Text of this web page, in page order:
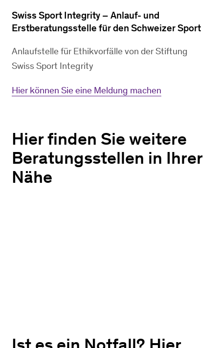
Swiss Sport Integrity – Anlauf- und
Erstberatungsstelle für den Schweizer Sport
Anlaufstelle für Ethikvorfälle von der Stiftung
Swiss Sport Integrity
Hier können Sie eine Meldung machen
Hier finden Sie weitere
Beratungsstellen in Ihrer
Nähe